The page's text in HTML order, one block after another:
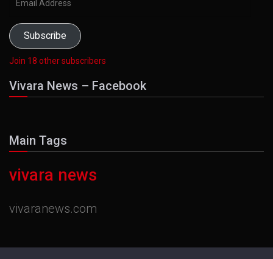
Subscribe
Join 18 other subscribers
Vivara News – Facebook
Main Tags
vivara news
vivaranews.com